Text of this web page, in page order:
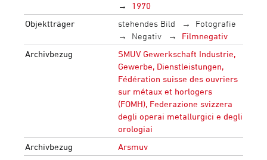
1970
Objektträger
stehendes Bild
Fotografie
Negativ
Filmnegativ
Archivbezug
SMUV Gewerkschaft Industrie,
Gewerbe, Dienstleistungen,
Fédération suisse des ouvriers
sur métaux et horlogers
(FOMH), Federazione svizzera
degli operai metallurgici e degli
orologiai
Archivbezug
Arsmuv